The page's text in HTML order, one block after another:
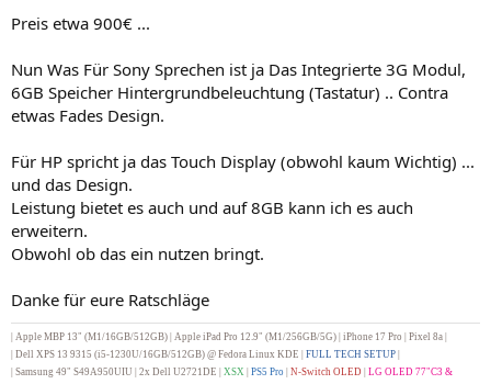
Preis etwa 900€ ...
Nun Was Für Sony Sprechen ist ja Das Integrierte 3G Modul,
6GB Speicher Hintergrundbeleuchtung (Tastatur) .. Contra
etwas Fades Design.
Für HP spricht ja das Touch Display (obwohl kaum Wichtig) ...
und das Design.
Leistung bietet es auch und auf 8GB kann ich es auch
erweitern.
Obwohl ob das ein nutzen bringt.
Danke für eure Ratschläge
| Apple MBP 13" (M1/16GB/512GB) | Apple iPad Pro 12.9" (M1/256GB/5G) | iPhone 17 Pro | Pixel 8a |
Dell XPS 13 9315 (i5-1230U/16GB/512GB) @ Fedora Linux KDE | FULL TECH SETUP
| Samsung 49" S49A950UIU | 2x Dell U2721DE
XSX PS5 Pro N-Switch OLED
LG OLED 77"C3 &